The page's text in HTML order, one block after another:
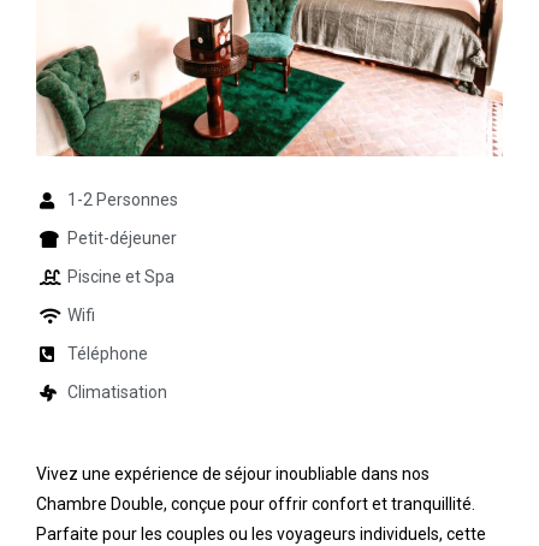
1-2 Personnes
Petit-déjeuner
Piscine et Spa
Wifi
Téléphone
Climatisation
Vivez une expérience de séjour inoubliable dans nos
Chambre Double, conçue pour offrir confort et tranquillité.
Parfaite pour les couples ou les voyageurs individuels, cette